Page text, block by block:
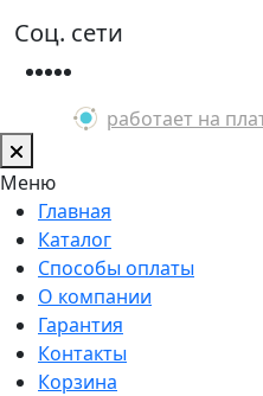
Соц. сети
работает на
Меню
Главная
Каталог
Способы оплаты
О компании
Гарантия
Контакты
Корзина